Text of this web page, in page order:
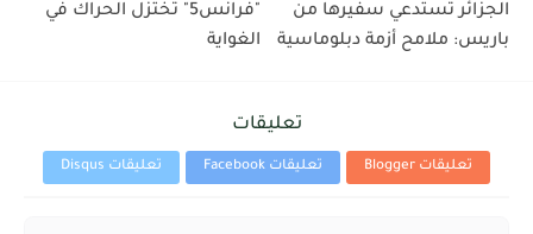
الجزائر تستدعي سفيرها من
باريس: ملامح أزمة دبلوماسية
"فرانس5" تختزل الحراك في
الغواية
تعليقات
تعليقات Blogger تعليقات Facebook تعليقات Disqus